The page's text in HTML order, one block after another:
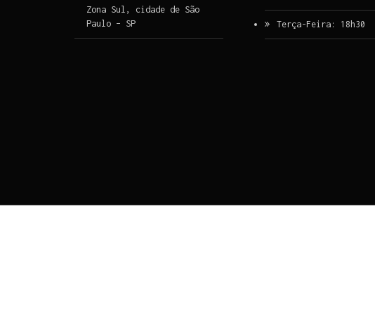
Zona Sul, cidade de São
Paulo – SP
Terça-Feira: 18h30